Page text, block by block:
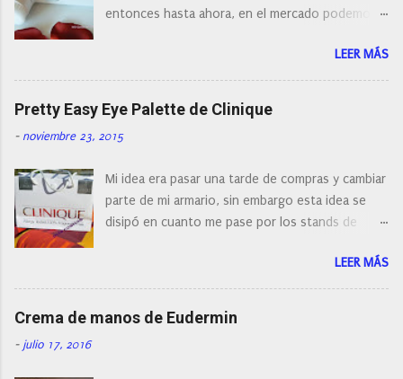
n
t
a
o
entonces hasta ahora, en el mercado podemos
con diferentes características, a pilas, a batería,
cepillos de rotación o de oscilación... y
naturalmente de todos los precios. Existe en la
actualidad tal variedad, que antes de hacer la
compra debemos de hacernos unas preguntas:
post os voy a dar mi opinión de porque elegí mi
cepillo facial de Clinique
LEER MÁS
Pretty Easy Eye Palette de Clinique
- noviembre 23, 2015
Mi idea era pasar una tarde de compras y cambiar
parte de mi armario, sin embargo esta idea se
disipó en cuanto me pase por los stands de
resistirse a esta paleta de colores de Clinique.
LEER MÁS
Crema de manos de Eudermin
- julio 17, 2016